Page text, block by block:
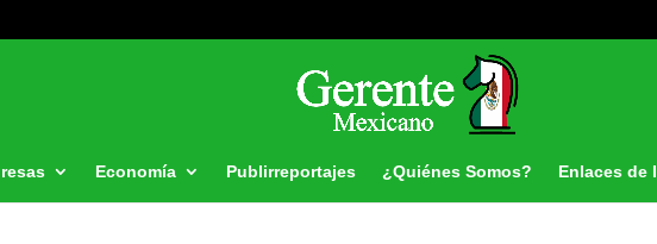
Economía Publirreportajes ¿Quiénes Somos? Enlaces de